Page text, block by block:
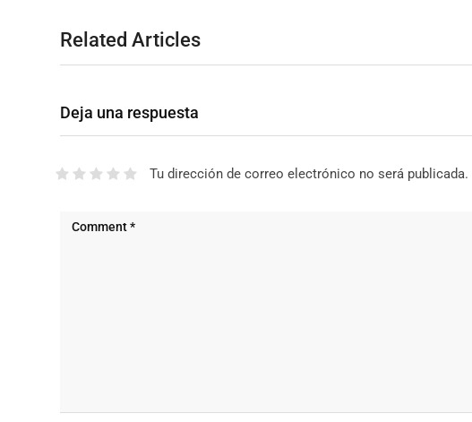
Related Articles
Deja una respuesta
Tu dirección de correo electrónico no será publicada.